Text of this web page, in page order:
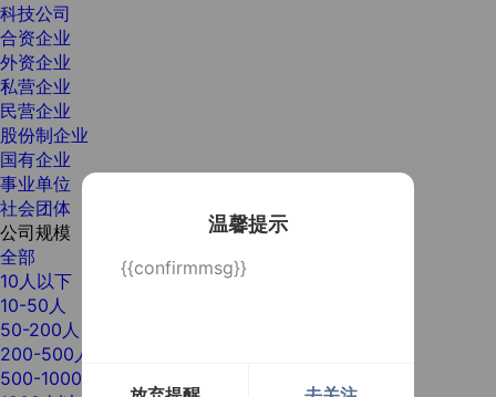
温馨提示
{{confirmmsg}}
科技公司
合资企业
外资企业
私营企业
民营企业
股份制企业
国有企业
事业单位
社会团体
公司规模
全部
10人以下
10-50人
50-200人
200-500人
500-1000人